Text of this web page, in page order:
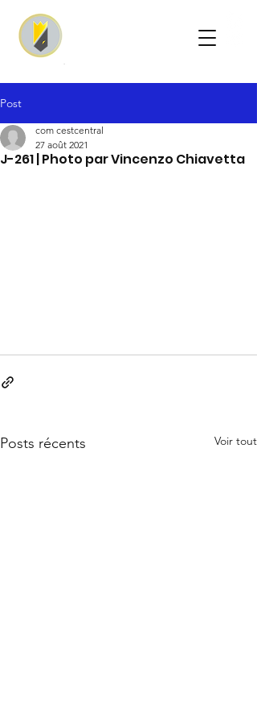
Post
J-261 | Photo par Vincenzo Chiavetta
com cestcentral
27 août 2021
Posts récents Voir tout